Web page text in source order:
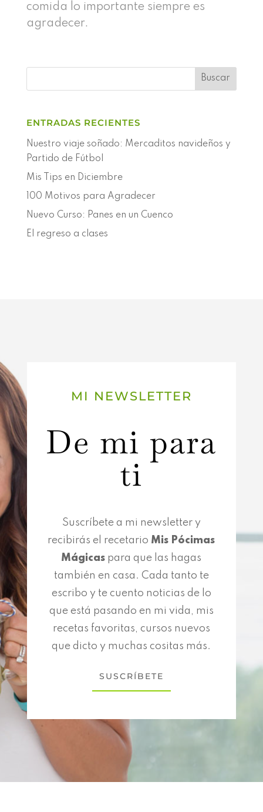
comida lo importante siempre es
agradecer.
ENTRADAS RECIENTES
Nuestro viaje soñado: Mercaditos navideños y
Partido de Fútbol
Mis Tips en Diciembre
100 Motivos para Agradecer
Nuevo Curso: Panes en un Cuenco
El regreso a clases
MI NEWSLETTER
De mi para
ti
Suscríbete a mi newsletter y
recibirás el recetario Mis Pócimas
Mágicas para que las hagas
también en casa. Cada tanto te
escribo y te cuento noticias de lo
que está pasando en mi vida, mis
recetas favoritas, cursos nuevos
que dicto y muchas cositas más.
SUSCRÍBETE